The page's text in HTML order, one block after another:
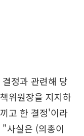
정과 관련해 당
위원장을 지지하
고 한 결정'이라
사실은 (의총이